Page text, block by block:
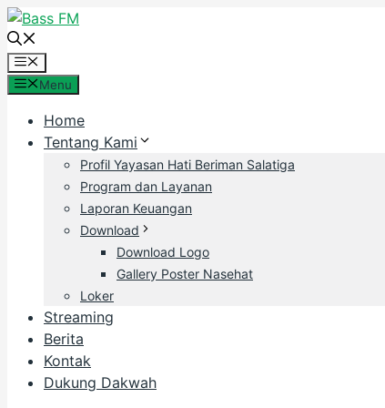
Skip
to
contentMenu
Menu
Home
Tentang Kami
Profil Yayasan Hati Beriman Salatiga
Program dan Layanan
Laporan Keuangan
Download
Download Logo
Gallery Poster Nasehat
Loker
Streaming
Berita
Kontak
Dukung Dakwah